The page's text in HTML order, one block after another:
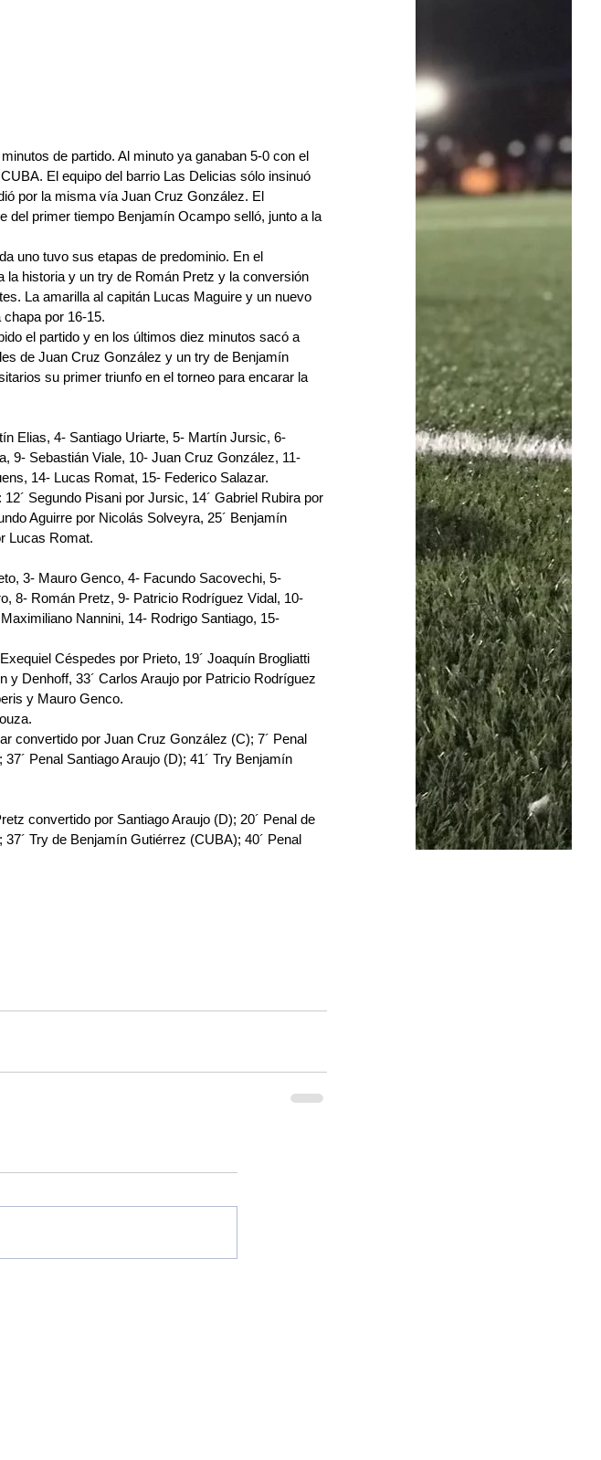
de partido. Al minuto ya ganaban 5-0 con el
El equipo del barrio Las Delicias sólo insinuó
por la misma vía Juan Cruz González. El
del primer tiempo Benjamín Ocampo selló, junto a la
uno tuvo sus etapas de predominio. En el
historia y un try de Román Pretz y la conversión
La amarilla al capitán Lucas Maguire y un nuevo
por 16-15.
el partido y en los últimos diez minutos sacó a
de Juan Cruz González y un try de Benjamín
su primer triunfo en el torneo para encarar la
Elias, 4- Santiago Uriarte, 5- Martín Jursic, 6-
9- Sebastián Viale, 10- Juan Cruz González, 11-
14- Lucas Romat, 15- Federico Salazar.
Segundo Pisani por Jursic, 14´ Gabriel Rubira por
Aguirre por Nicolás Solveyra, 25´ Benjamín
Lucas Romat.
3- Mauro Genco, 4- Facundo Sacovechi, 5-
8- Román Pretz, 9- Patricio Rodríguez Vidal, 10-
Nannini, 14- Rodrigo Santiago, 15-
Céspedes por Prieto, 19´ Joaquín Brogliatti
y Denhoff, 33´ Carlos Araujo por Patricio Rodríguez
y Mauro Genco.
convertido por Juan Cruz González (C); 7´ Penal
Penal Santiago Araujo (D); 41´ Try Benjamín
convertido por Santiago Araujo (D); 20´ Penal de
Try de Benjamín Gutiérrez (CUBA); 40´ Penal